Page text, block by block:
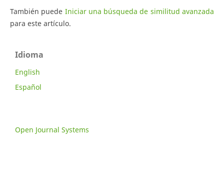
También puede Iniciar una búsqueda de similitud avanzada
para este artículo.
Idioma
English
Español
Open Journal Systems